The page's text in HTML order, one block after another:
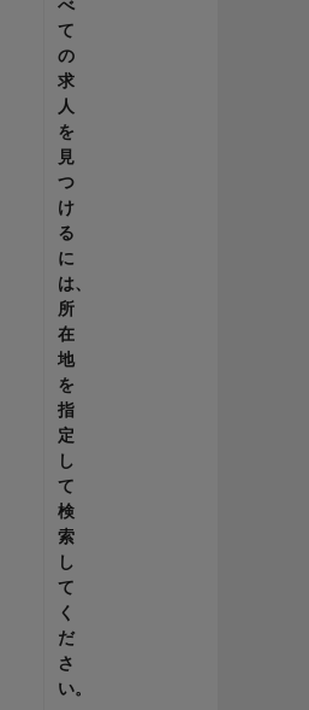
べ
て
の
求
人
を
見
つ
け
る
に
は、
所
在
地
を
指
定
し
て
検
索
し
て
く
だ
さ
い。